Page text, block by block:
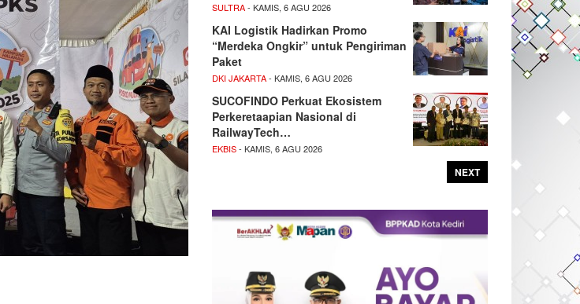
SULTRA- KAMIS, 6 AGU 2026
KAI Logistik Hadirkan Promo
“Merdeka Ongkir” untuk Pengiriman
Paket
DKI JAKARTA- KAMIS, 6 AGU 2026
SUCOFINDO Perkuat Ekosistem
Perkeretaapian Nasional di
RailwayTech…
EKBIS- KAMIS, 6 AGU 2026
NEXT